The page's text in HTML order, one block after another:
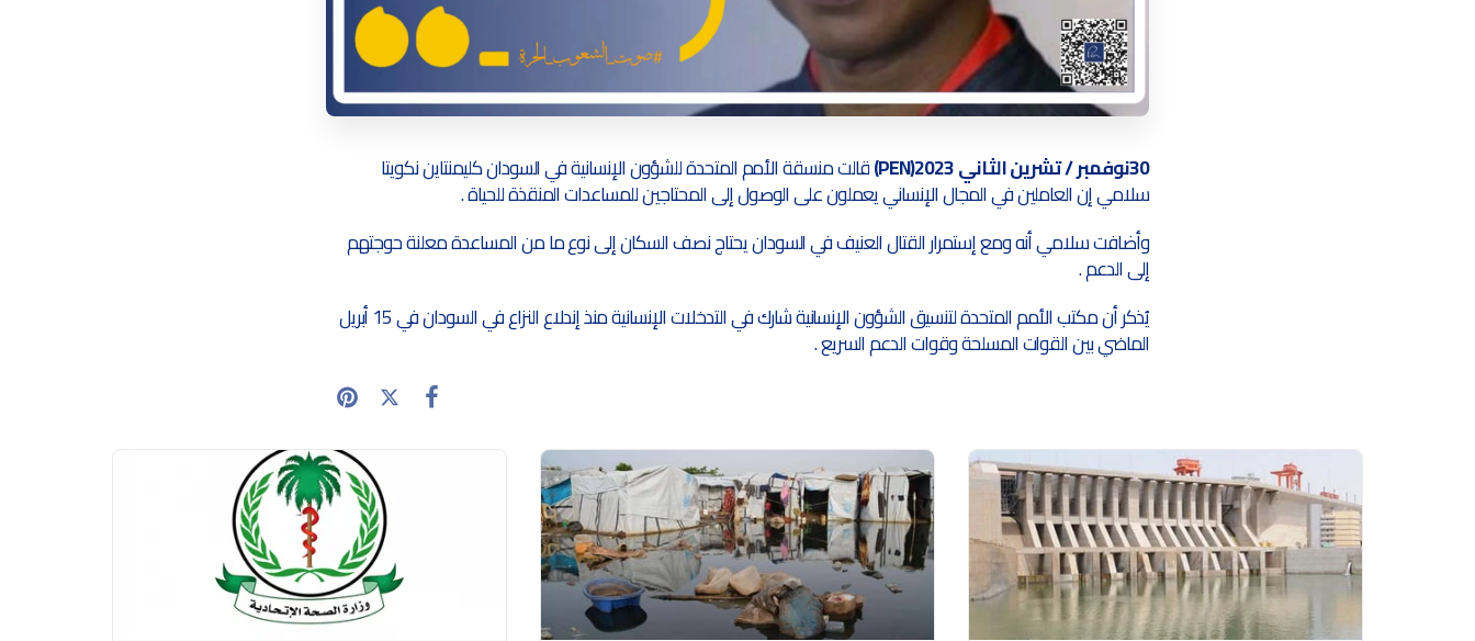
30نوفمبر / تشرين الثاني 2023(PEN) قالت منسقة الأمم المتحدة للشؤون الإنسانية في السودان كليمنتاين نكويتا
سلامي إن العاملين في المجال الإنساني يعملون على الوصول إلى المحتاجين للمساعدات المنقذة للحياة .
وأضافت سلامي أنه ومع إستمرار القتال العنيف في السودان يحتاج نصف السكان إلى نوع ما من المساعدة معلنة حوجتهم
إلى الدعم .
يُذكر أن مكتب الأمم المتحدة لتنسيق الشؤون الإنسانية شارك في التدخلات الإنسانية منذ إندلاع النزاع في السودان في 15 أبريل
الماضي بين القوات المسلحة وقوات الدعم السريع .